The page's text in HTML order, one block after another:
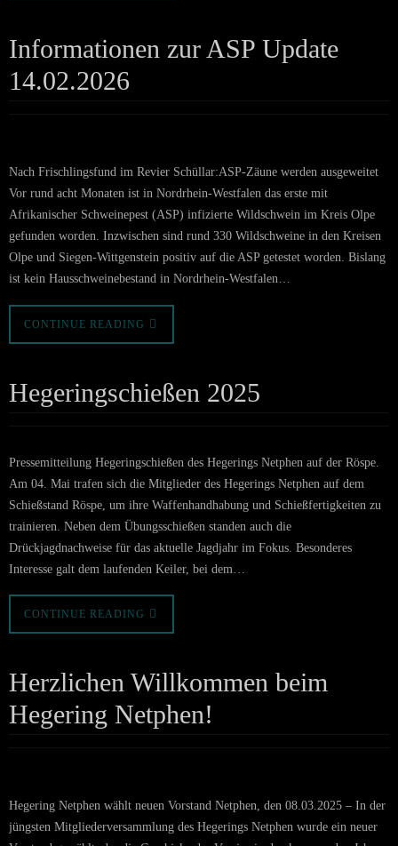
Informationen zur ASP Update
14.02.2026
Nach Frischlingsfund im Revier Schüllar:ASP-Zäune werden ausgeweitet
Vor rund acht Monaten ist in Nordrhein-Westfalen das erste mit
Afrikanischer Schweinepest (ASP) infizierte Wildschwein im Kreis Olpe
gefunden worden. Inzwischen sind rund 330 Wildschweine in den Kreisen
Olpe und Siegen-Wittgenstein positiv auf die ASP getestet worden. Bislang
ist kein Hausschweinebestand in Nordrhein-Westfalen…
CONTINUE READING
Hegeringschießen 2025
Pressemitteilung Hegeringschießen des Hegerings Netphen auf der Röspe.
Am 04. Mai trafen sich die Mitglieder des Hegerings Netphen auf dem
Schießstand Röspe, um ihre Waffenhandhabung und Schießfertigkeiten zu
trainieren. Neben dem Übungsschießen standen auch die
Drückjagdnachweise für das aktuelle Jagdjahr im Fokus. Besonderes
Interesse galt dem laufenden Keiler, bei dem…
CONTINUE READING
Herzlichen Willkommen beim
Hegering Netphen!
Hegering Netphen wählt neuen Vorstand Netphen, den 08.03.2025 – In der
jüngsten Mitgliederversammlung des Hegerings Netphen wurde ein neuer